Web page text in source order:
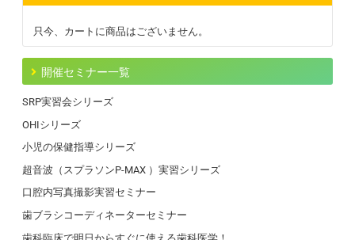
只今、カートに商品はございません。
開催セミナー一覧
SRP実習会シリーズ
OHIシリーズ
小児の保健指導シリーズ
超音波（スプラソンP-MAX ）実習シリーズ
口腔内写真撮影実習セミナー
歯ブラシコーディネーターセミナー